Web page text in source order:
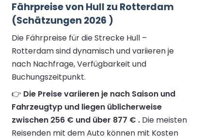
Fährpreise von Hull zu Rotterdam
(Schätzungen 2026 )
Die Fährpreise für die Strecke Hull –
Rotterdam sind dynamisch und variieren je
nach Nachfrage, Verfügbarkeit und
Buchungszeitpunkt.
👉 Die Preise variieren je nach Saison und
Fahrzeugtyp und liegen üblicherweise
zwischen 256 € und über 877 € . Die meisten
Reisenden mit dem Auto können mit Kosten